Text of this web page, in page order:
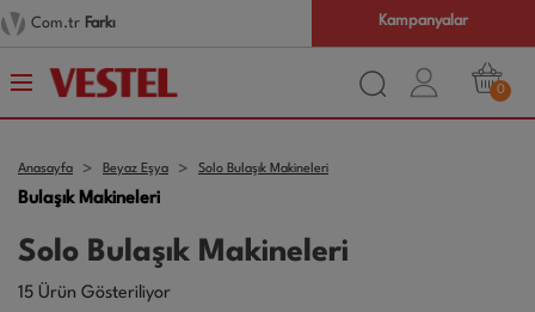
Com.trFarkı Kampanyalar
0
Anasayfa Beyaz Eşya Solo Bulaşık Makineleri
Bulaşık Makineleri
Solo Bulaşık Makineleri
15 Ürün Gösteriliyor